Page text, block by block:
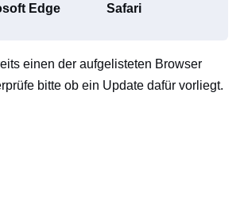
Edge Safari
einen der aufgelisteten Browser
bitte ob ein Update dafür vorliegt.